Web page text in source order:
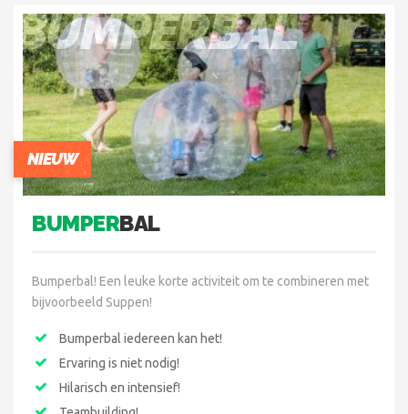
NIEUW
BUMPERBAL
BUMPERBAL
Bumperbal! Een leuke korte activiteit om te combineren met
bijvoorbeeld Suppen!
Bumperbal iedereen kan het!
Ervaring is niet nodig!
Hilarisch en intensief!